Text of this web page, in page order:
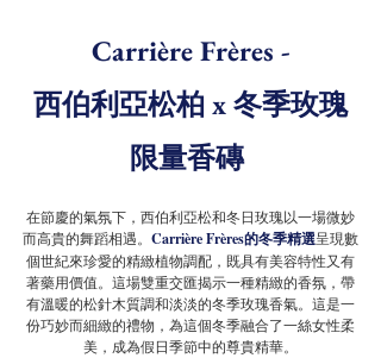
Carrière Frères -
限量香磚
在節慶的氣氛下，西伯利亞松和冬日玫瑰以一場微妙
而高貴的舞蹈相遇。 Carrière Frères的冬季精選呈現數
個世紀來珍愛的精緻植物調配，既具有美容特性又有
著藥用價值。這場雙重交匯揭示一種精緻的香氛，帶
有溫暖的松針木質調和淡淡的冬季玫瑰香氣。這是一
份巧妙而細緻的禮物，為這個冬季融合了一絲女性柔
美，成為假日季節中的尊貴精華。